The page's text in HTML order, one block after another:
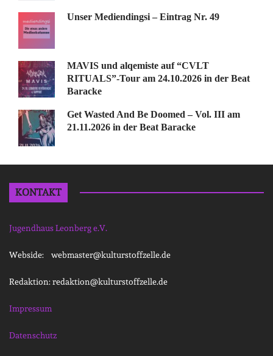
Unser Mediendingsi – Eintrag Nr. 49
MAVIS und alqemiste auf “CVLT
RITUALS”-Tour am 24.10.2026 in der Beat
Baracke
Get Wasted And Be Doomed – Vol. III am
21.11.2026 in der Beat Baracke
KONTAKT
Jugendhaus Leonberg e.V.
Webside: webmaster@kulturstoffzelle.de
Redaktion: redaktion@kulturstoffzelle.de
Impressum
Datenschutz